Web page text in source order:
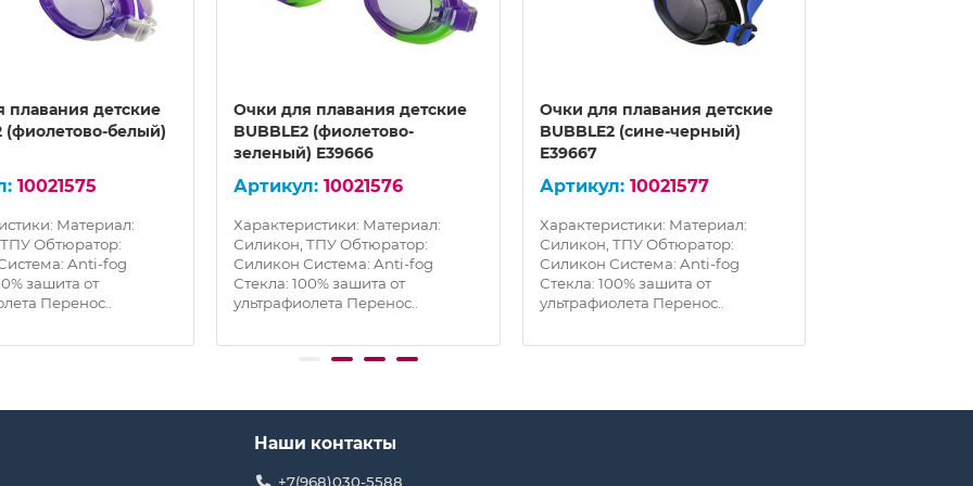
плавания детские
(фиолетово-белый)
10021575
Материал:
Обтюратор:
Anti-fog
зашита от
Перенос..
Очки для плавания детские
BUBBLE2 (фиолетово-
зеленый) E39666
10021576
Характеристики: Материал:
Силикон, ТПУ Обтюратор:
Силикон Система: Anti-fog
Стекла: 100% зашита от
ультрафиолета Перенос..
Очки для плавания детские
BUBBLE2 (сине-черный)
E39667
10021577
Характеристики: Материал:
Силикон, ТПУ Обтюратор:
Силикон Система: Anti-fog
Стекла: 100% зашита от
ультрафиолета Перенос..
Наши контакты
+7(968)030-5588